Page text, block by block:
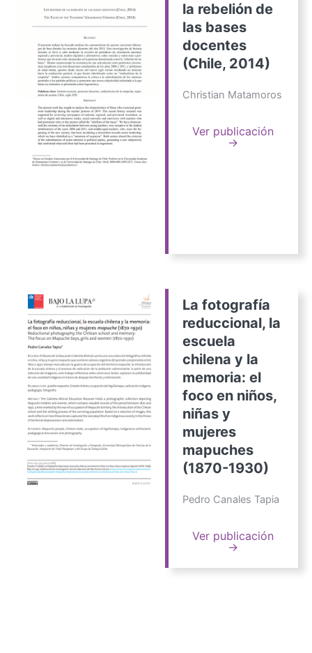
la rebelión de
las bases
docentes
(Chile, 2014)
Christian Matamoros
Ver publicación
→
La fotografía
reduccional, la
escuela
chilena y la
memoria: el
foco en niños,
niñas y
mujeres
mapuches
(1870-1930)
Pedro Canales Tapia
Ver publicación
→